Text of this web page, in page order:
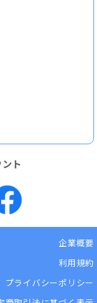
ト
企業概要
利用規約
プライバシーポリシー